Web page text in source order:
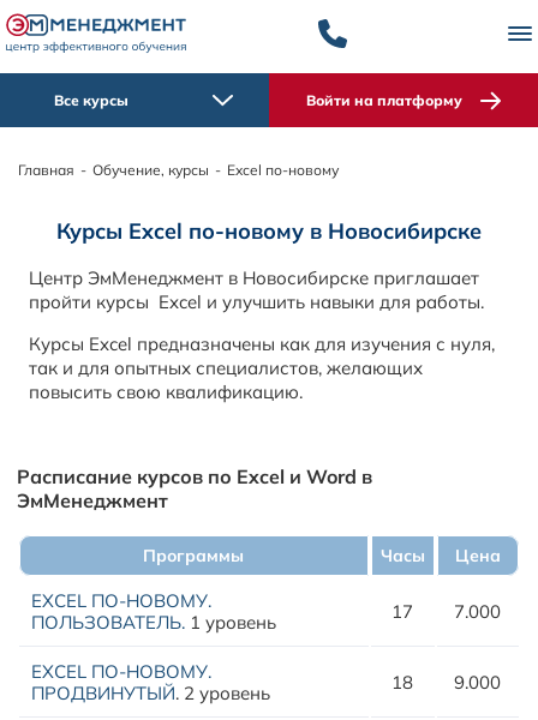
Все курсы Войти на платформу
Главная - Обучение, курсы - Excel по-новому
Курсы Excel по-новому в Новосибирске
Центр ЭмМенеджмент в Новосибирске приглашает
пройти курсы Excel и улучшить навыки для работы.
Курсы Excel предназначены как для изучения с нуля,
так и для опытных специалистов, желающих
повысить свою квалификацию.
Расписание курсов по Excel и Word в
ЭмМенеджмент
Программы Часы Цена
EXCEL ПО-НОВОМУ.
ПОЛЬЗОВАТЕЛЬ. 1 уровень 17 7.000
EXCEL ПО-НОВОМУ.
ПРОДВИНУТЫЙ. 2 уровень 18 9.000